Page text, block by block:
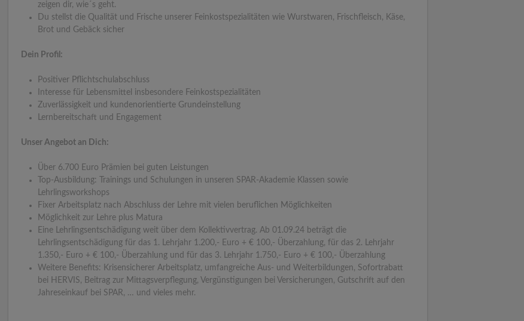
zeigen dir, wie´s geht.
Du stellst die Qualität und Frische unserer Feinkostspezialitäten wie Wurstwaren, Frischfleisch, Käse,
Brot und Gebäck sicher
Dein Profil:
Positiver Pflichtschulabschluss
Interesse für Lebensmittel insbesondere Feinkostspezialitäten
Zuverlässigkeit und kundenorientierte Grundeinstellung
Lernbereitschaft und Engagement
Unser Angebot an Dich:
Über 6.700 Euro Prämien bei guten Leistungen
Top-Ausbildung: Trainings und Schulungen in unseren SPAR-Akademie Klassen sowie
Lehrlingsworkshops
Fixer Arbeitsplatz nach Abschluss der Lehre mit vielen beruflichen Möglichkeiten
Möglichkeit zur Lehre plus Matura
Eine Lehrlingsentschädigung weit über dem Kollektivvertrag. Ab 01.09.24 beträgt die
Lehrlingsentschädigung für das 1. Lehrjahr 1.200,- Euro + € 100,- Überzahlung, für das 2. Lehrjahr
1.350,- Euro + € 100,- Überzahlung und für das 3. Lehrjahr 1.750,- Euro + € 100,- Überzahlung
Weitere Benefits: Krisensicherer Arbeitsplatz, umfangreiche Aus- und Weiterbildungen, Sofortrabatt
bei HERVIS, Beitrag zur Mittagsverpflegung, Vergünstigungen bei Versicherungen, Gutschrift auf den
Jahreseinkauf bei SPAR, … und vieles mehr.